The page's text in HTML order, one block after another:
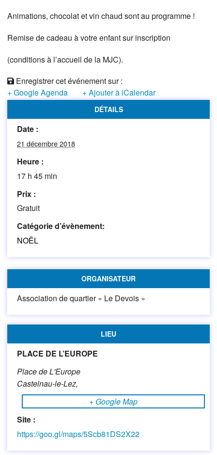
Animations, chocolat et vin chaud sont au programme !
Remise de cadeau à votre enfant sur inscription
(conditions à l’accueil de la MJC).
Enregistrer cet événement sur :
+ Google Agenda
+ Ajouter à iCalendar
DÉTAILS
Date :
21 décembre 2018
Heure :
17 h 45 min
Prix :
Gratuit
Catégorie d’évènement:
NOËL
ORGANISATEUR
Association de quartier « Le Devois »
LIEU
PLACE DE L’EUROPE
Place de L'Europe
Castelnau-le-Lez,
+ Google Map
Site :
https://goo.gl/maps/5Scb81DS2X22